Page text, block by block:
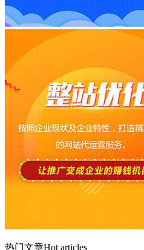
热门文章Hot articles